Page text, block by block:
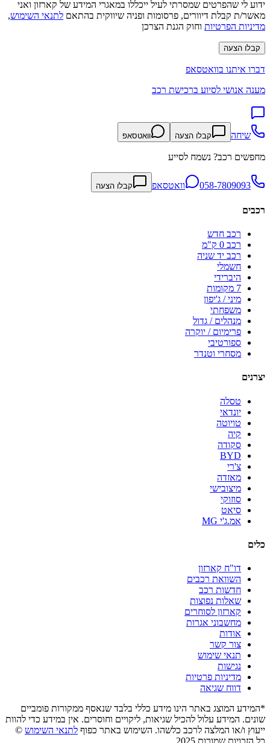
ידוע לי שהפרטים שמסרתי לעיל ייכללו במאגרי המידע של קארזון ואני
מאשר/ת קבלת דיוורים, פרסומות ופניה שיווקית בהתאם לתנאי השימוש,
מדיניות הפרטיות וחוק הגנת הצרכן
קבלו הצעה
דברו איתנו בוואטסאפ
מענה אנושי לסיוע ברכישת רכב
שיחה קבלו הצעה וואטסאפ
מחפשים רכב? נשמח לסייע
058-7809093 וואטסאפ קבלו הצעה
רכבים
רכב חדש
רכב 0 ק"מ
רכב יד שניה
חשמלי
היברידי
7 מקומות
מיני / ג'יפון
משפחתי
מנהלים / גדול
פרימיום / יוקרה
ספורטיבי
מסחרי וטנדר
יצרנים
טסלה
יונדאי
טויוטה
קיה
סקודה
BYD
צ'רי
מאזדה
מיצובישי
סוזוקי
סיאט
אמ.ג'י MG
כלים
דו"ח קארזון
השוואת רכבים
חדשות רכב
שאלות נפוצות
קארזון לסוחרים
מחשבוני אגרות
אודות
צור קשר
תנאי שימוש
נגישות
מדיניות פרטיות
דווח שגיאה
*המידע המוצג באתר הינו מידע כללי בלבד שנאסף ממקורות פומביים
שונים. המידע עלול להכיל שגיאות, ליקויים וחוסרים. אין במידע כדי להוות
ייעוץ ו/או המלצה לרכב כלשהו. השימוש באתר כפוף לתנאי השימוש ©